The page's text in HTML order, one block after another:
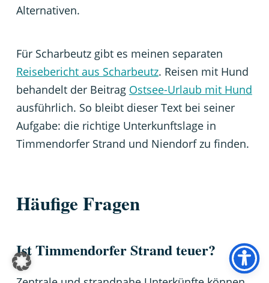
Alternativen.
Für Scharbeutz gibt es meinen separaten
Reisebericht aus Scharbeutz. Reisen mit Hund
behandelt der Beitrag Ostsee-Urlaub mit Hund
ausführlich. So bleibt dieser Text bei seiner
Aufgabe: die richtige Unterkunftslage in
Timmendorfer Strand und Niendorf zu finden.
Häufige Fragen
Ist Timmendorfer Strand teuer?